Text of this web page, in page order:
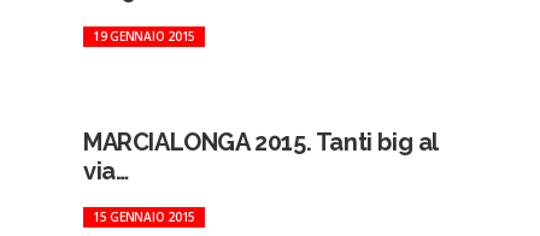
19 GENNAIO 2015
MARCIALONGA 2015. Tanti big al
via…
15 GENNAIO 2015